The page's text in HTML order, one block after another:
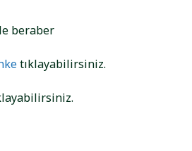
beraber
tıklayabilirsiniz.